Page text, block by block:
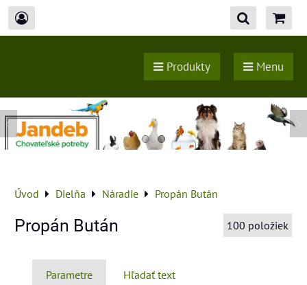
Produkty Menu
Úvod Dielňa Náradie Propán Bután
Propán Bután 100 položiek
Parametre Hľadať text